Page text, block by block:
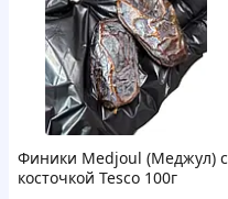
Финики Medjoul (Меджул) с
косточкой Tesco 100г